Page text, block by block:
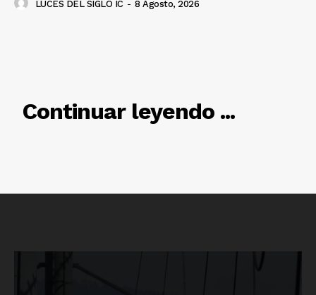
LUCES DEL SIGLO IC - 8 Agosto, 2026
Continuar leyendo ...
RELACIONADO